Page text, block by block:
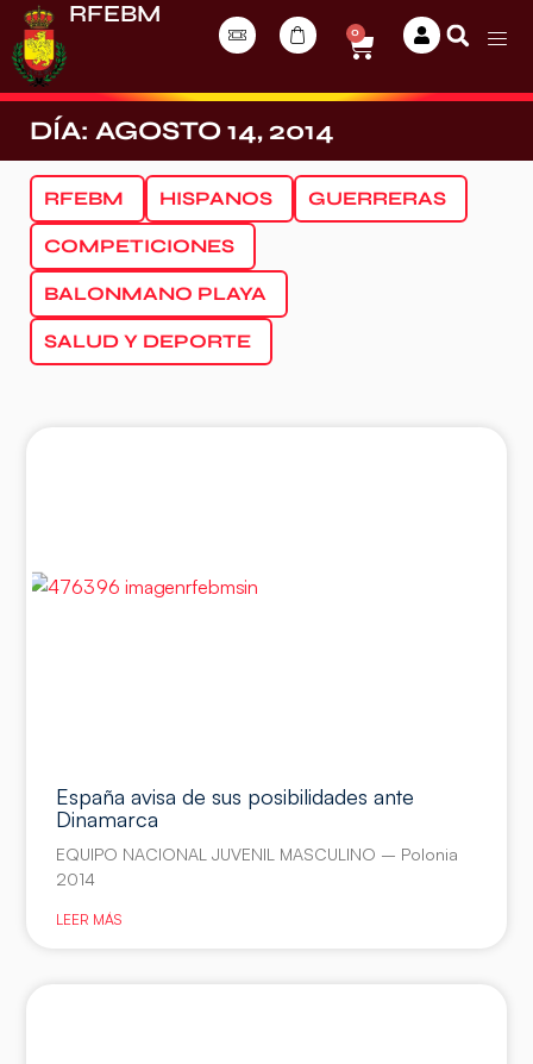
RFEBM
0
DÍA: AGOSTO 14, 2014
RFEBM HISPANOS GUERRERAS
COMPETICIONES
BALONMANO PLAYA
SALUD Y DEPORTE
España avisa de sus posibilidades ante
Dinamarca
EQUIPO NACIONAL JUVENIL MASCULINO – Polonia
2014
LEER MÁS